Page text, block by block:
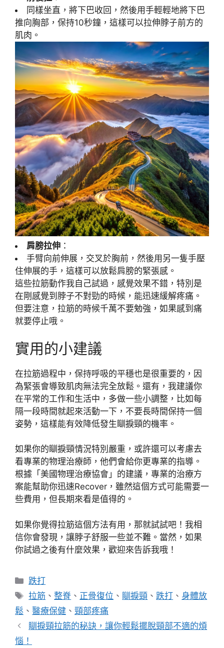
同樣坐直，將下巴收回，然後用手輕輕地將下巴
推向胸部，保持10秒鐘，這樣可以拉伸脖子前方的
肌肉。
肩膀拉伸 ：
手臂向前伸展，交叉於胸前，然後用另一隻手壓
住伸展的手，這樣可以放鬆肩膀的緊張感。
這些拉筋動作我自己試過，感覺效果不錯，特別是
在剛感覺到脖子不對勁的時候，能迅速緩解疼痛。
但要注意，拉筋的時候千萬不要勉強，如果感到痛
就要停止哦。
實用的小建議
在拉筋過程中，保持呼吸的平穩也是很重要的，因
為緊張會導致肌肉無法完全放鬆。還有，我建議你
在平常的工作和生活中，多做一些小調整，比如每
隔一段時間就起來活動一下，不要長時間保持一個
姿勢，這樣能有效降低發生瞓捩頸的機率。
如果你的瞓捩頸情況特別嚴重，或許還可以考慮去
看專業的物理治療師，他們會給你更專業的指導。
根據「美國物理治療協會」的建議，專業的治療方
案能幫助你迅速Recover，雖然這個方式可能需要一
些費用，但長期來看是值得的。
如果你覺得拉筋這個方法有用，那就試試吧！我相
信你會發現，讓脖子舒服一些並不難。當然，如果
你試過之後有什麼效果，歡迎來告訴我哦！
分
類
跌打
標
籤
拉筋 、整脊 、 正骨復位 、 瞓捩頸 、 跌打 、 身體放
鬆 、 醫療保健 、 頸部疼痛
瞓捩頸拉筋的秘訣，讓你輕鬆擺脫頸部不適的煩
惱！